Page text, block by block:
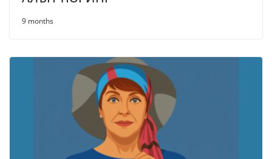
9 months